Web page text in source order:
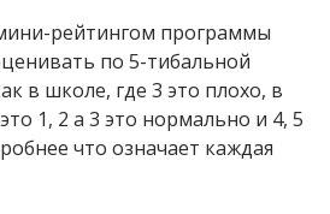
рейтингом программы
по 5-тибальной
в школе, где 3 это плохо, в
1, 2 а 3 это нормально и 4, 5
что означает каждая